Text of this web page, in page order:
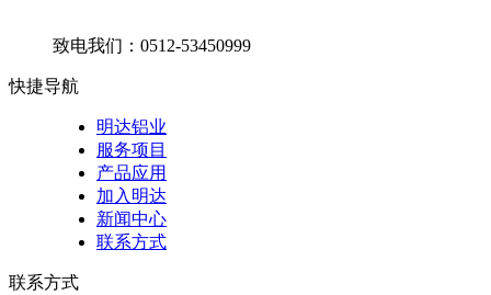
致电我们：0512-53450999
快捷导航
明达铝业
服务项目
产品应用
加入明达
新闻中心
联系方式
联系方式